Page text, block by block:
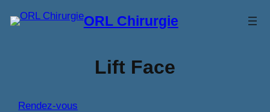
ORL Chirurgie
Lift Face
Rendez-vous